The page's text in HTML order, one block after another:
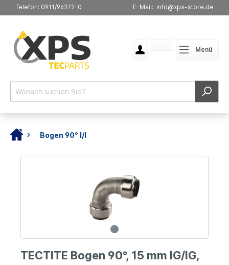
Telefon: 0911/96272-0 E-Mail: info@xps-store.de
Menü
Bogen 90° I/I
TECTITE Bogen 90°, 15 mm IG/IG,